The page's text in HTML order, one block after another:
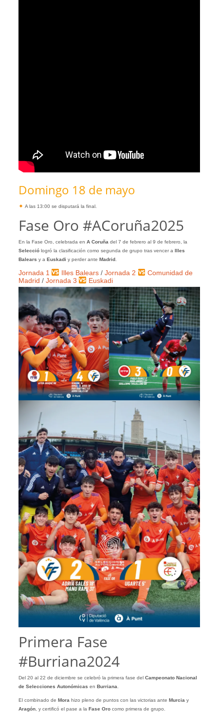
Domingo 18 de mayo
A las 13:00 se disputará la final.
Fase Oro #ACoruña2025
En la Fase Oro, celebrada en A Coruña del 7 de febrero al 9 de febrero, la
Selecciólogró la clasificación como segunda de grupo tras vencer a Illes
Balears y a Euskadi y perder ante Madrid.
Jornada 1 Illes Balears/ Jornada 2
Comunidad de
Madrid / Jornada 3 Euskadi
Primera Fase
#Burriana2024
Del 20 al 22 de diciembre se celebró la primera fase del Campeonato Nacional
de Selecciones Autonómicas en Burriana
El combinado de Mora hizo pleno de puntos con las victorias ante Murcia y
Aragón, y certificó el pase a la Fase Orocomo primera de grupo.